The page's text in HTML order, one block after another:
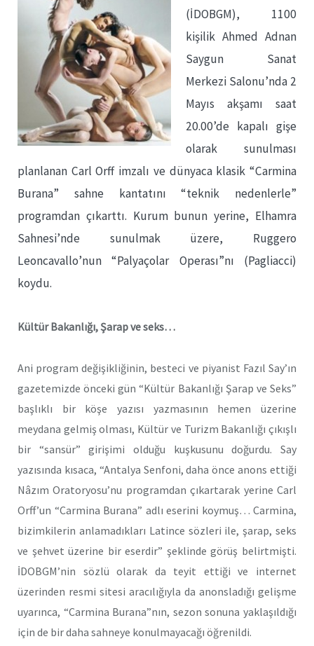
(İDOBGM), 1100
kişilik Ahmed Adnan
Saygun Sanat
Merkezi Salonu’nda 2
Mayıs akşamı saat
20.00’de kapalı gişe
olarak sunulması
planlanan Carl Orff imzalı ve dünyaca klasik “Carmina
Burana” sahne kantatını “teknik nedenlerle”
programdan çıkarttı. Kurum bunun yerine, Elhamra
Sahnesi’nde sunulmak üzere, Ruggero
Leoncavallo’nun “Palyaçolar Operası”nı (Pagliacci)
koydu.
Kültür Bakanlığı, Şarap ve seks…
Ani program değişikliğinin, besteci ve piyanist Fazıl Say’ın
gazetemizde önceki gün “Kültür Bakanlığı Şarap ve Seks”
başlıklı bir köşe yazısı yazmasının hemen üzerine
meydana gelmiş olması, Kültür ve Turizm Bakanlığı çıkışlı
bir “sansür” girişimi olduğu kuşkusunu doğurdu. Say
yazısında kısaca, “Antalya Senfoni, daha önce anons ettiği
Nâzım Oratoryosu’nu programdan çıkartarak yerine Carl
Orff’un “Carmina Burana” adlı eserini koymuş… Carmina,
bizimkilerin anlamadıkları Latince sözleri ile, şarap, seks
ve şehvet üzerine bir eserdir” şeklinde görüş belirtmişti.
İDOBGM’nin sözlü olarak da teyit ettiği ve internet
üzerinden resmi sitesi aracılığıyla da anonsladığı gelişme
uyarınca, “Carmina Burana”nın, sezon sonuna yaklaşıldığı
için de bir daha sahneye konulmayacağı öğrenildi.